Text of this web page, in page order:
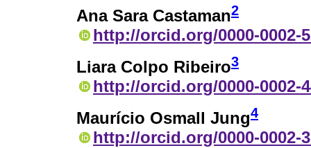
Ana Sara Castaman2
http://orcid.org/0000-0002-
Liara Colpo Ribeiro3
http://orcid.org/0000-0002-
Maurício Osmall Jung4
http://orcid.org/0000-0002-